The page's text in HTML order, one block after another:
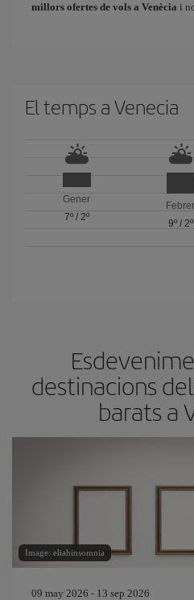
millors ofertes de vols a Venècia i
El temps a Venecia
Gener
7º/ 2º
Febrer
9º/ 2º
destinacions
barats a
Image: eliahinsomnia
09 may 2026 - 13 sep 2026